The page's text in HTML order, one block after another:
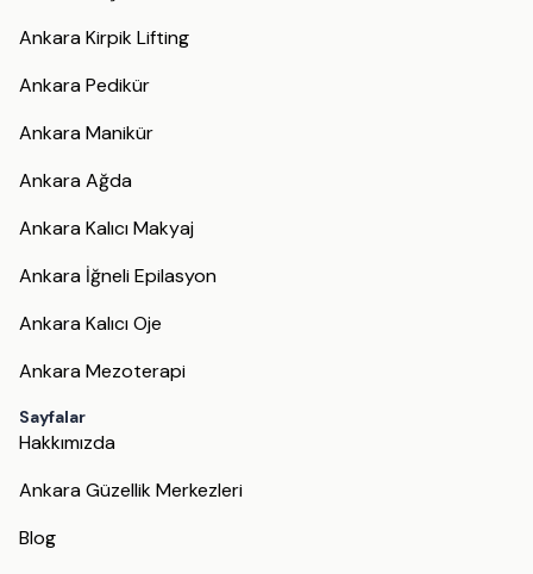
Ankara Kirpik Lifting
Ankara Pedikür
Ankara Manikür
Ankara Ağda
Ankara Kalıcı Makyaj
Ankara İğneli Epilasyon
Ankara Kalıcı Oje
Ankara Mezoterapi
Sayfalar
Hakkımızda
Ankara Güzellik Merkezleri
Blog